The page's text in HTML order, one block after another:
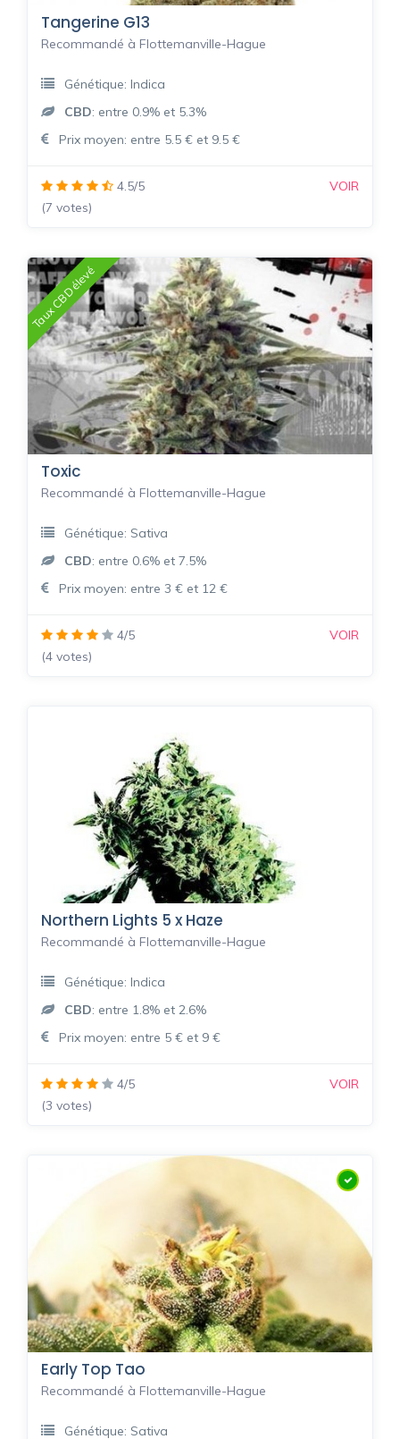
Tangerine G13
Recommandé à Flottemanville-Hague
Génétique: Indica
CBD: entre 0.9% et 5.3%
Prix moyen: entre 5.5 € et 9.5 €
4.5/5
(7 votes)
VOIR
Taux CBD élevé
Toxic
Recommandé à Flottemanville-Hague
Génétique: Sativa
CBD: entre 0.6% et 7.5%
Prix moyen: entre 3 € et 12 €
4/5
(4 votes)
VOIR
Northern Lights 5 x Haze
Recommandé à Flottemanville-Hague
Génétique: Indica
CBD: entre 1.8% et 2.6%
Prix moyen: entre 5 € et 9 €
4/5
(3 votes)
VOIR
Early Top Tao
Recommandé à Flottemanville-Hague
Génétique: Sativa